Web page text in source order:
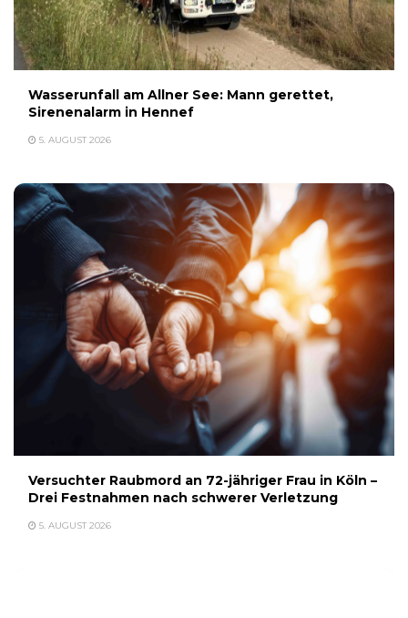
Wasserunfall am Allner See: Mann gerettet,
Sirenenalarm in Hennef
5. AUGUST 2026
Versuchter Raubmord an 72-jähriger Frau in Köln –
Drei Festnahmen nach schwerer Verletzung
5. AUGUST 2026